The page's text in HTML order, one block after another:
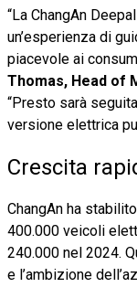
“La ChangAn
un’esperienza di
piacevole ai
Thomas, Head of
“Presto sarà
versione elettrica
Crescita
ChangAn ha
400.000 veicoli
240.000 nel 2024.
e l’ambizione